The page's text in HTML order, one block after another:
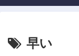
早い